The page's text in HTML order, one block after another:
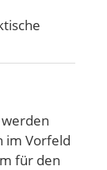
im Vorfeld
für den